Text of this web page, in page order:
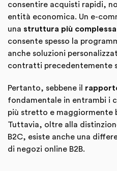
consentire acquisti rapidi,
entità economica. Un e-
una struttura più complessa
consente spesso la
anche soluzioni
contratti precedentemente
Pertanto, sebbene il
fondamentale in entrambi i
più stretto e maggiormente
Tuttavia, oltre alla
B2C, esiste anche una
di negozi online B2B.